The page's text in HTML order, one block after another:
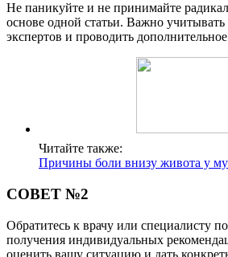
Не паникуйте и не принимайте
основе одной статьи. Важно
экспертов и проводить
Читайте также:
Причины боли внизу живота у
СОВЕТ №2
Обратитесь к врачу или специалисту
получения индивидуальных
оценить вашу ситуацию и дать